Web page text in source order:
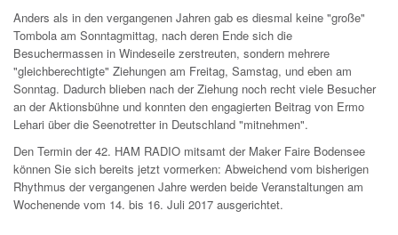
Anders als in den vergangenen Jahren gab es diesmal keine "große"
Tombola am Sonntagmittag, nach deren Ende sich die
Besuchermassen in Windeseile zerstreuten, sondern mehrere
"gleichberechtigte" Ziehungen am Freitag, Samstag, und eben am
Sonntag. Dadurch blieben nach der Ziehung noch recht viele Besucher
an der Aktionsbühne und konnten den engagierten Beitrag von Ermo
Lehari über die Seenotretter in Deutschland "mitnehmen".
Den Termin der 42. HAM RADIO mitsamt der Maker Faire Bodensee
können Sie sich bereits jetzt vormerken: Abweichend vom bisherigen
Rhythmus der vergangenen Jahre werden beide Veranstaltungen am
Wochenende vom 14. bis 16. Juli 2017 ausgerichtet.